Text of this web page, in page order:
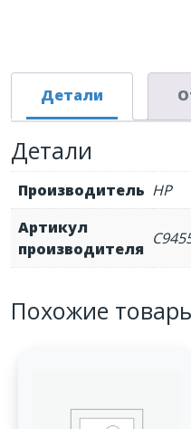
Детали
Детали
Производитель HP
Артикул
производителя
Похожие